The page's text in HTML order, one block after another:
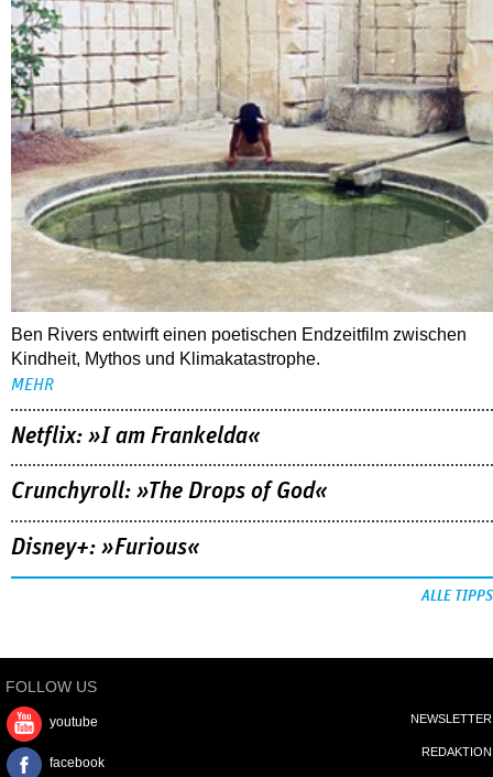
Ben Rivers entwirft einen poetischen Endzeitfilm zwischen
Kindheit, Mythos und Klimakatastrophe.
MEHR
Netflix: »I am Frankelda«
Crunchyroll: »The Drops of God«
Disney+: »Furious«
ALLE TIPPS
FOLLOW US
youtube
facebook
NEWSLETTER
REDAKTION